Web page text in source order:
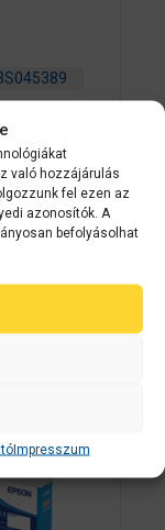
való hozzájárulás
fel ezen az
azonosítók. A
befolyásolhat
Impresszum